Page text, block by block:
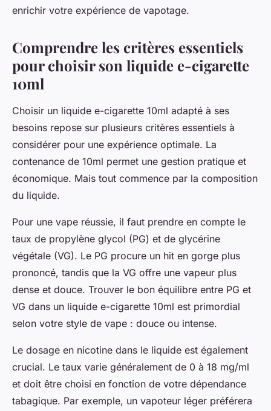
enrichir votre expérience de vapotage.
Comprendre les critères essentiels
pour choisir son liquide e-cigarette
10ml
Choisir un liquide e-cigarette 10ml adapté à ses
besoins repose sur plusieurs critères essentiels à
considérer pour une expérience optimale. La
contenance de 10ml permet une gestion pratique et
économique. Mais tout commence par la composition
du liquide.
Pour une vape réussie, il faut prendre en compte le
taux de propylène glycol (PG) et de glycérine
végétale (VG). Le PG procure un hit en gorge plus
prononcé, tandis que la VG offre une vapeur plus
dense et douce. Trouver le bon équilibre entre PG et
VG dans un liquide e-cigarette 10ml est primordial
selon votre style de vape : douce ou intense.
Le dosage en nicotine dans le liquide est également
crucial. Le taux varie généralement de 0 à 18 mg/ml
et doit être choisi en fonction de votre dépendance
tabagique. Par exemple, un vapoteur léger préférera